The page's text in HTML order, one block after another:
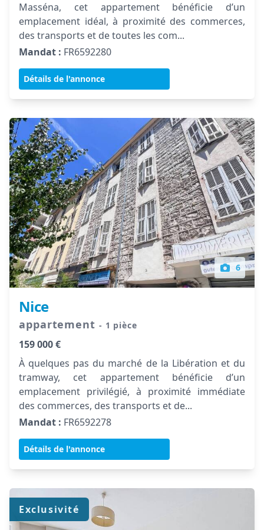
Masséna, cet appartement bénéficie d’un
emplacement idéal, à proximité des commerces,
des transports et de toutes les com...
Mandat : FR6592280
Détails de l'annonce
6
Nice
appartement - 1 pièce
159 000 €
À quelques pas du marché de la Libération et du
tramway, cet appartement bénéficie d’un
emplacement privilégié, à proximité immédiate
des commerces, des transports et de...
Mandat : FR6592278
Détails de l'annonce
Exclusivité